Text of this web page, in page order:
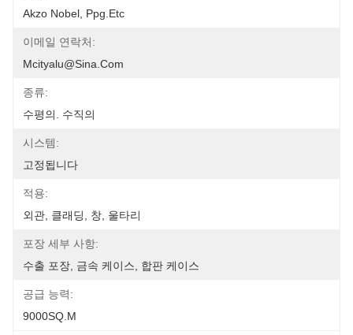
Akzo Nobel, Ppg.etc
이메일 연락처:
Mcityalu@sina.com
종류:
수평의. 수직의
시스템:
고정됩니다
적용:
외관, 클래딩, 창, 울타리
포장 세부 사항:
수출 포장, 금속 케이스, 합판 케이스
공급 능력:
9000SQ.M